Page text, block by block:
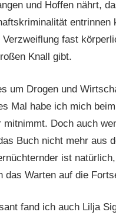
und Hoffen nährt,
entrinnen
Verzweiflung fast
Knall gibt.
um Drogen und
Mal habe ich mich
mitnimmt. Doch auch
Buch nicht mehr aus
ist
das Warten auf die
fand ich auch Lilja